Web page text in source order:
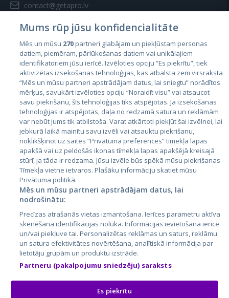
contact@getapro.lv
Valstis
Igaunija
Latvija
Lietuva
City24.lv
City24.ee
GetaPro.lv
GetaPro.ee
Skelbiu.lt
Autoplius.lt
Aruodas.lt
CVbankas.lt
Kainos.lt
Paslaugos.lt
auto24.ee
Osta.ee
KuldneBörs.ee
Mums rūp jūsu konfidencialitāte
Mēs un mūsu 270partneri glabājam un piekļūstam personas
datiem, piemēram, pārlūkošanas datiem vai unikālajiem
identifikatoriem jūsu ierīcē. Izvēloties opciju “Es piekrītu”, tiek
aktivizētas izsekošanas tehnoloģijas, kas atbalsta zem virsraksta
“Mēs un mūsu partneri apstrādājam datus, lai sniegtu” norādītos
mērķus, savukārt izvēloties opciju “Noraidīt visu” vai atsaucot
savu piekrišanu, šīs tehnoloģijas tiks atspējotas. Ja izsekošanas
tehnoloģijas ir atspējotas, daļa no redzamā satura un reklāmām
var nebūt jums tik atbilstoša. Varat atkārtoti piekļūt šai izvēlnei, lai
jebkurā laikā mainītu savu izvēli vai atsauktu piekrišanu,
noklikšķinot uz saites “Privātuma preferences” tīmekļa lapas
apakšā vai uz peldošās ikonas tīmekļa lapas apakšējā kreisajā
stūrī, ja tāda ir redzama. Jūsu izvēle būs spēkā mūsu piekrišanas
Tīmekļa vietne ietvaros. Plašāku informāciju skatiet mūsu
Privātuma politikā.
Mēs un mūsu partneri apstrādājam datus, lai
nodrošinātu:
Precīzas atrašanās vietas izmantošana. Ierīces parametru aktīva
skenēšana identifikācijas nolūkā. Informācijas ievietošana ierīcē
un/vai piekļuve tai. Personalizētas reklāmas un saturs, reklāmu
un satura efektivitātes novērtēšana, analītiskā informācija par
lietotāju grupām un produktu izstrāde.
Partneru (pakalpojumu sniedzēju) saraksts
Es piekrītu